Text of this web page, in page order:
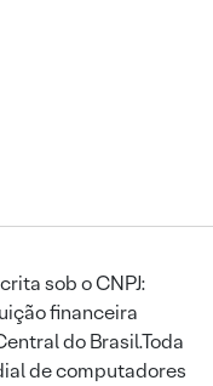
sob o CNPJ:
financeira
do Brasil.Toda
de computadores